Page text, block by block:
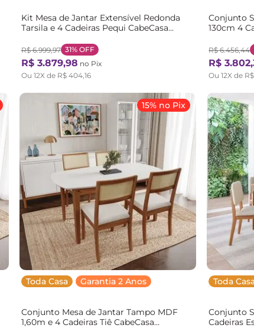
Kit Mesa de Jantar Extensível Redonda
Tarsila e 4 Cadeiras Pequi CabeCasa
Marrom/Champagne/Castanho/Bege
Champagne/Castanho/Bege
R$ 6.999,97 31%OFF
R$ 3.879,98 no Pix
Ou 12X de R$ 404,16
Conjunto
130cm 4
White/
R$ 6.456,44
R$ 3.802,
Ou12X de R$
Toda Casa Garantia 2 Anos
15% no Pix
Conjunto Mesa de Jantar Tampo MDF
1,60m e 4 Cadeiras Tiê CabeCasa
Toda
Conjunto
Cadeiras